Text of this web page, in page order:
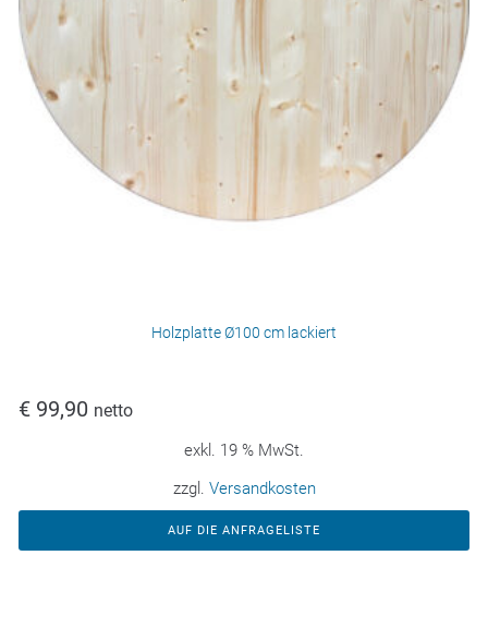
Holzplatte Ø100 cm lackiert
€ 99,90 netto
exkl. 19 % MwSt.
zzgl. Versandkosten
AUF DIE ANFRAGELISTE